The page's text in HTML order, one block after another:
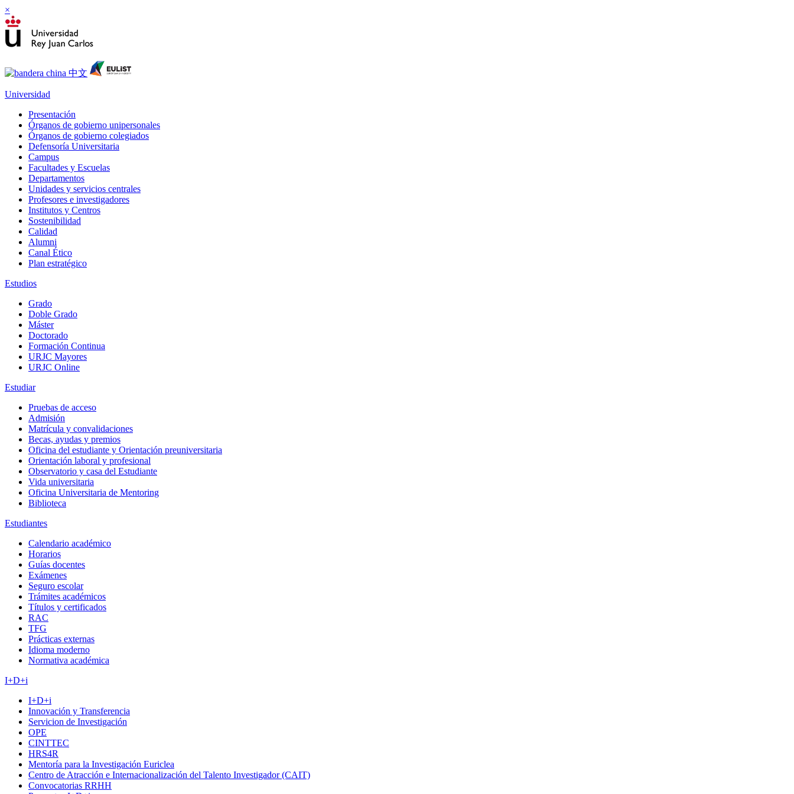
×
Universidad
Presentación
Órganos de gobierno unipersonales
Órganos de gobierno colegiados
Defensoría Universitaria
Campus
Facultades y Escuelas
Departamentos
Unidades y servicios centrales
Profesores e investigadores
Institutos y Centros
Sostenibilidad
Calidad
Alumni
Canal Ético
Plan estratégico
Estudios
Grado
Doble Grado
Máster
Doctorado
Formación Continua
URJC Mayores
URJC Online
Estudiar
Pruebas de acceso
Admisión
Matrícula y convalidaciones
Becas, ayudas y premios
Oficina del estudiante y Orientación preuniversitaria
Orientación laboral y profesional
Observatorio y casa del Estudiante
Vida universitaria
Oficina Universitaria de Mentoring
Biblioteca
Estudiantes
Calendario académico
Horarios
Guías docentes
Exámenes
Seguro escolar
Trámites académicos
Títulos y certificados
RAC
TFG
Prácticas externas
Idioma moderno
Normativa académica
I+D+i
I+D+i
Innovación y Transferencia
Servicion de Investigación
OPE
CINTTEC
HRS4R
Mentoría para la Investigación Euriclea
Centro de Atracción e Internacionalización del Talento Investigador (CAIT)
Convocatorias RRHH